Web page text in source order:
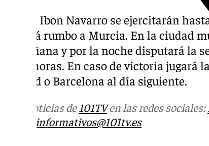
Los de Ibon Navarro se ejercitarán
pondrá rumbo a Murcia. En la ciudad
la mañana y por la noche disputará la
21.30 horas. En caso de victoria jugará
Madrid o Barcelona al día siguiente.
Más noticias de 101TVen las redes sociales:
informativos@101tv.es